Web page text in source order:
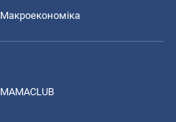
Макроекономіка
MAMACLUB